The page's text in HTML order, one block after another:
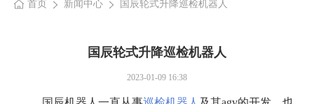
首页 新闻中心 国辰轮式升降巡检机器人
国辰轮式升降巡检机器人
2023-01-09 16:38